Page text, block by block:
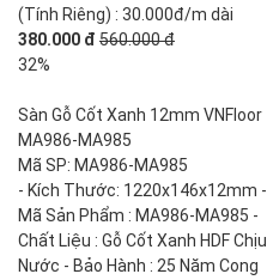
(Tính Riêng) : 30.000đ/m dài
380.000 đ 560.000 đ
32%
Sàn Gỗ Cốt Xanh 12mm VNFloor
MA986-MA985
Mã SP: MA986-MA985
- Kích Thước: 1220x146x12mm -
Mã Sản Phẩm : MA986-MA985 -
Chất Liệu : Gỗ Cốt Xanh HDF Chịu
Nước - Bảo Hành : 25 Năm Cong